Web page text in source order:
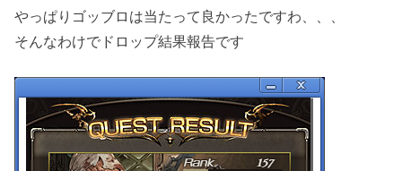
やっぱりゴッブロは当たって良かったですわ、、、
そんなわけでドロップ結果報告です